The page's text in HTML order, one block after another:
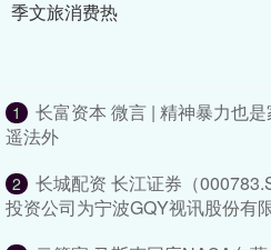
季文旅消费热
1
长富资本 微言 | 精神暴力也
遥法外
2
长城配资 长江证券（
投资公司为宁波GQY视讯股份有